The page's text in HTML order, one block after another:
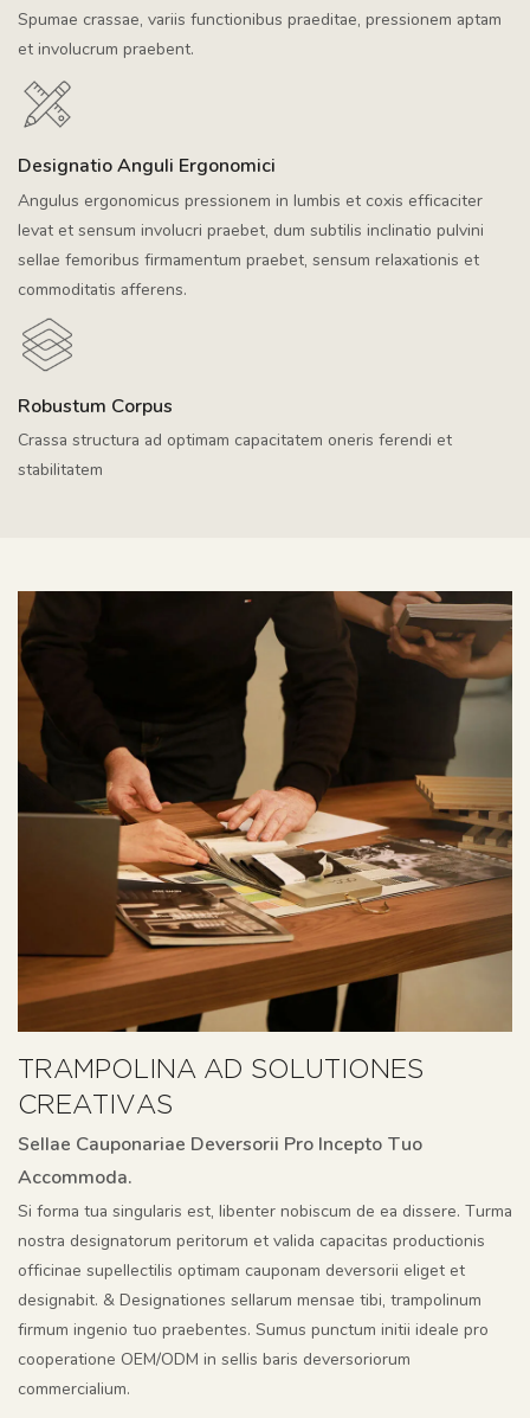
Spumae crassae, variis functionibus praeditae, pressionem aptam
et involucrum praebent.
Designatio Anguli Ergonomici
Angulus ergonomicus pressionem in lumbis et coxis efficaciter
levat et sensum involucri praebet, dum subtilis inclinatio pulvini
sellae femoribus firmamentum praebet, sensum relaxationis et
commoditatis afferens.
Robustum Corpus
Crassa structura ad optimam capacitatem oneris ferendi et
stabilitatem
TRAMPOLINA AD SOLUTIONES
CREATIVAS
Sellae Cauponariae Deversorii Pro Incepto Tuo
Accommoda.
Si forma tua singularis est, libenter nobiscum de ea dissere. Turma
nostra designatorum peritorum et valida capacitas productionis
officinae supellectilis optimam cauponam deversorii eliget et
designabit. & Designationes sellarum mensae tibi, trampolinum
firmum ingenio tuo praebentes. Sumus punctum initii ideale pro
cooperatione OEM/ODM in sellis baris deversoriorum
commercialium.